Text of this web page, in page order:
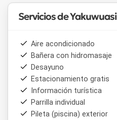
Servicios de Yakuwuasi
Aire acondicionado
Bañera con hidromasaje
Desayuno
Estacionamiento gratis
Información turística
Parrilla individual
Pileta (piscina) exterior